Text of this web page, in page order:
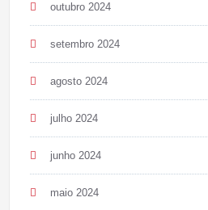
outubro 2024
setembro 2024
agosto 2024
julho 2024
junho 2024
maio 2024